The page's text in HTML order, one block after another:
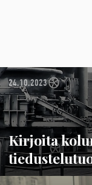
24.10.2023
Kirjoita